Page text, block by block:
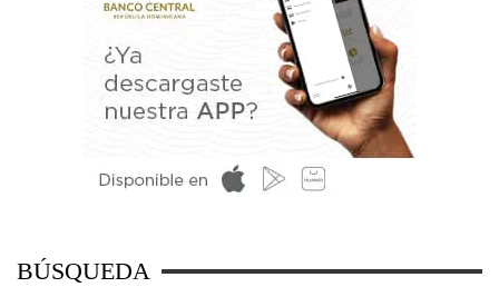
BÚSQUEDA